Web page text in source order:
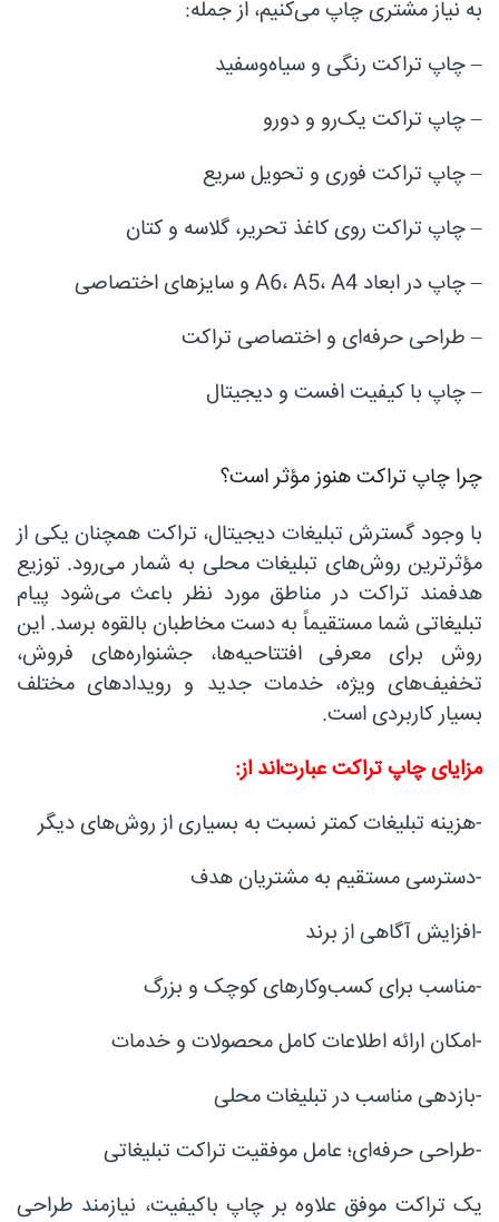
به نیاز مشتری چاپ می‌کنیم، از جمله:
– چاپ تراکت رنگی و سیاه‌وسفید
– چاپ تراکت یک‌رو و دورو
– چاپ تراکت فوری و تحویل سریع
– چاپ تراکت روی کاغذ تحریر، گلاسه و کتان
– چاپ در ابعاد A6، A5، A4 و سایزهای اختصاصی
– طراحی حرفه‌ای و اختصاصی تراکت
– چاپ با کیفیت افست و دیجیتال
چرا چاپ تراکت هنوز مؤثر است؟
با وجود گسترش تبلیغات دیجیتال، تراکت همچنان یکی از
مؤثرترین روش‌های تبلیغات محلی به شمار می‌رود. توزیع
هدفمند تراکت در مناطق مورد نظر باعث می‌شود پیام
تبلیغاتی شما مستقیماً به دست مخاطبان بالقوه برسد. این
روش برای معرفی افتتاحیه‌ها، جشنواره‌های فروش،
تخفیف‌های ویژه، خدمات جدید و رویدادهای مختلف
بسیار کاربردی است.
مزایای چاپ تراکت عبارت‌اند از:
-هزینه تبلیغات کمتر نسبت به بسیاری از روش‌های دیگر
-دسترسی مستقیم به مشتریان هدف
-افزایش آگاهی از برند
-مناسب برای کسب‌وکارهای کوچک و بزرگ
-امکان ارائه اطلاعات کامل محصولات و خدمات
-بازدهی مناسب در تبلیغات محلی
-طراحی حرفه‌ای؛ عامل موفقیت تراکت تبلیغاتی
یک تراکت موفق علاوه بر چاپ باکیفیت، نیازمند طراحی